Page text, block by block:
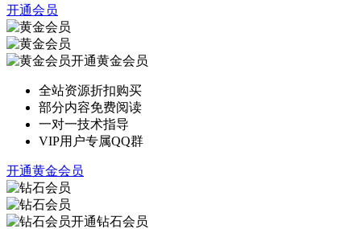
开通会员
开通黄金会员
全站资源折扣购买
部分内容免费阅读
一对一技术指导
VIP用户专属QQ群
开通黄金会员
开通钻石会员